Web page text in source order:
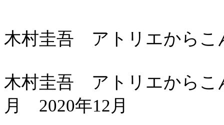
木村圭吾 アトリエから
木村圭吾 アトリエからこ
月 2020年12月